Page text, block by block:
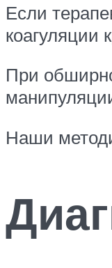
Если
коагуляции
При
Наши